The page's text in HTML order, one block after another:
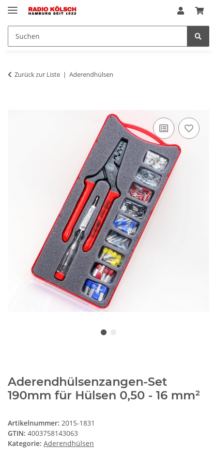
Zurück zur Liste Aderendhülsen
Aderendhülsenzangen-Set
190mm für Hülsen 0,50 - 16 mm²
Artikelnummer: 2015-1831
GTIN: 4003758143063
Kategorie: Aderendhülsen